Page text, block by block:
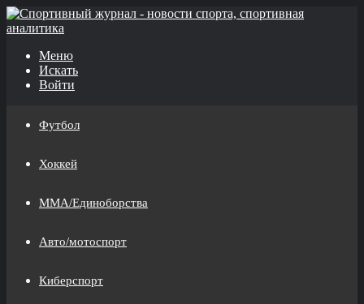
Меню
Искать
Войти
Футбол
Хоккей
MMA/Единоборства
Авто/мотоспорт
Киберспорт